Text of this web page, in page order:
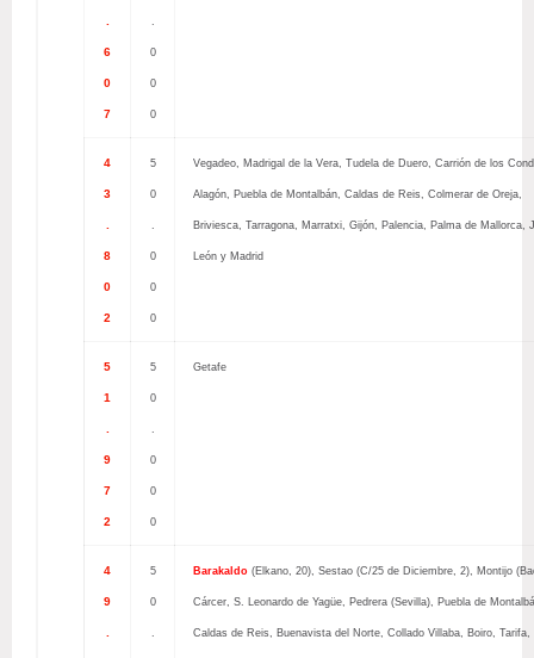
6
0
7
.
0
0
0
4
3
8
0
2
5
0
.
0
0
0
Vegadeo, Madrigal de la Vera, Tudela de Duero, Carrión de los
Alagón, Puebla de Montalbán, Caldas de Reis, Colmerar de Oreja,
Briviesca, Tarragona, Marratxi, Gijón, Palencia, Palma de Mallorca,
León y Madrid
5
1
9
7
2
5
0
.
0
0
0
Getafe
4
9
5
0
.
Barakaldo (Elkano, 20), Sestao (C/25 de Diciembre, 2), Montijo
Cárcer, S. Leonardo de Yagüe, Pedrera (Sevilla), Puebla de
Caldas de Reis, Buenavista del Norte, Collado Villaba, Boiro, Tarifa,